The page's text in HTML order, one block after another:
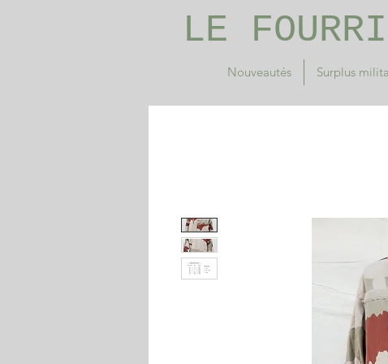
Nouveautés Surplus
LE